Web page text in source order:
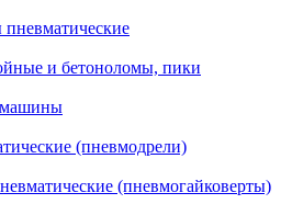
пневматические
и бетоноломы, пики
(пневмодрели)
(пневмогайковерты)